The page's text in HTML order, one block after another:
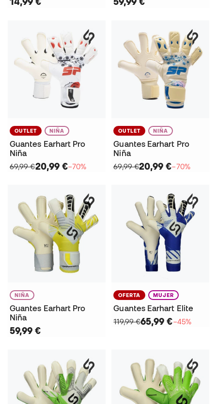
OUTLET NIÑA
Guantes Earhart Pro
Niña
69,99 €20,99 €−70%
OUTLET NIÑA
Guantes Earhart Pro
Niña
69,99 €20,99 €−70%
NIÑA
Guantes Earhart Pro
Niña
59,99 €
OFERTA MUJER
Guantes Earhart Elite
119,99 €65,99 €−45%